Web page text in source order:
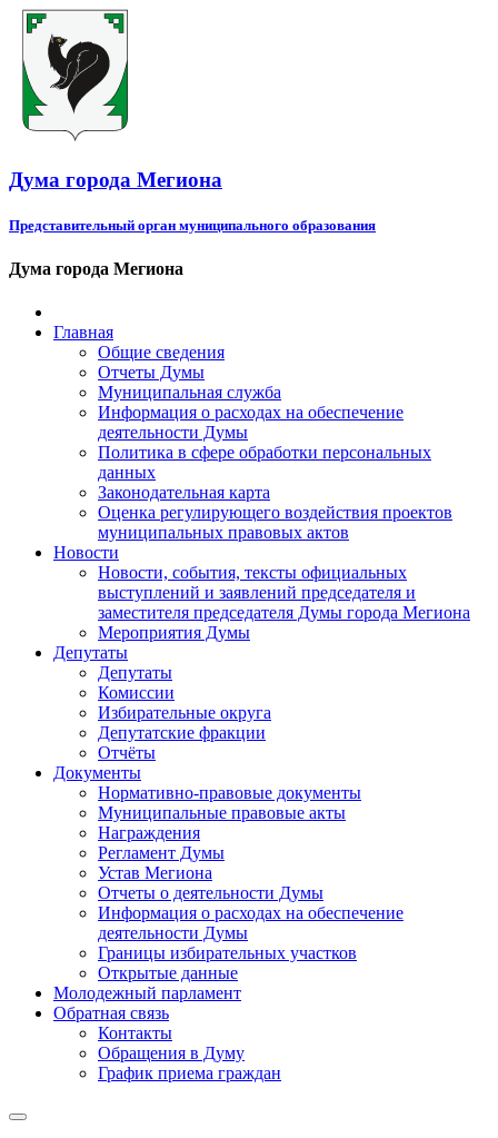
Дума города Мегиона
Представительный орган муниципального образования
Дума города Мегиона
Главная
Общие сведения
Отчеты Думы
Муниципальная служба
Информация о расходах на обеспечение
деятельности Думы
Политика в сфере обработки персональных
данных
Законодательная карта
Оценка регулирующего воздействия проектов
муниципальных правовых актов
Новости
Новости, события, тексты официальных
выступлений и заявлений председателя и
заместителя председателя Думы города Мегиона
Мероприятия Думы
Депутаты
Депутаты
Комиссии
Избирательные округа
Депутатские фракции
Отчёты
Документы
Нормативно-правовые документы
Муниципальные правовые акты
Награждения
Регламент Думы
Устав Мегиона
Отчеты о деятельности Думы
Информация о расходах на обеспечение
деятельности Думы
Границы избирательных участков
Открытые данные
Молодежный парламент
Обратная связь
Контакты
Обращения в Думу
График приема граждан